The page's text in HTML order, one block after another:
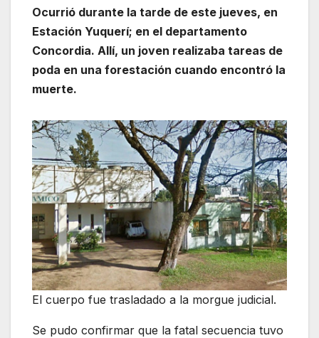
Ocurrió durante la tarde de este jueves, en
Estación Yuquerí; en el departamento
Concordia. Allí, un joven realizaba tareas de
poda en una forestación cuando encontró la
muerte.
El cuerpo fue trasladado a la morgue judicial.
Se pudo confirmar que la fatal secuencia tuvo